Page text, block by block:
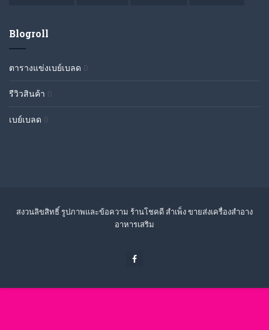
Blogroll
ตารางแข่งเบย์เบลด 0
รีวิวสินค้า 0
เบย์เบลด 0
สงวนลิขสิทธิ์ รูปภาพและข้อความ ร้านโชคดี สำเพ็ง ขายส่งเครื่องสำอาง
อาหารเสริม